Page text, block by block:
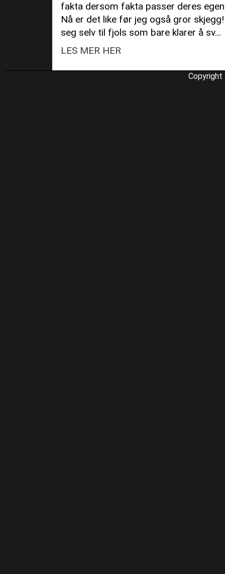
fakta dersom fakta passer deres
Nå er det like før jeg også gror
seg selv til fjols som bare klarer å sv...
LES MER HER